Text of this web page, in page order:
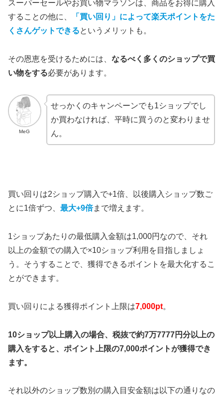
スーパーセールやお買い物マラソンは、商品をお得に購入
することの他に、
「買い回り」によって楽天ポイントをた
くさんゲットできるというメリットも。
その恩恵を受けるためには、 なるべく多くのショップで買
い物をする必要があります。
MeG
せっかくのキャンペーンでも1ショップでし
か買わなければ、平時に買うのと変わりませ
ん。
買い回りは2ショップ購入で+1倍、以後購入ショップ数ご
とに1倍ずつ、 最大+9倍まで増えます。
1ショップあたりの最低購入金額は1,000円なので、それ
以上の金額での購入で×10ショップ利用を目指しましょ
う。そうすることで、獲得できるポイントを最大化するこ
とができます。
買い回りによる獲得ポイント上限は7,000pt。
10ショップ以上購入の場合、税抜で約7万7777円分以上の
購入をすると、ポイント上限の7,000ポイントが獲得でき
ます。
それ以外のショップ数別の購入目安金額は以下の通りなの